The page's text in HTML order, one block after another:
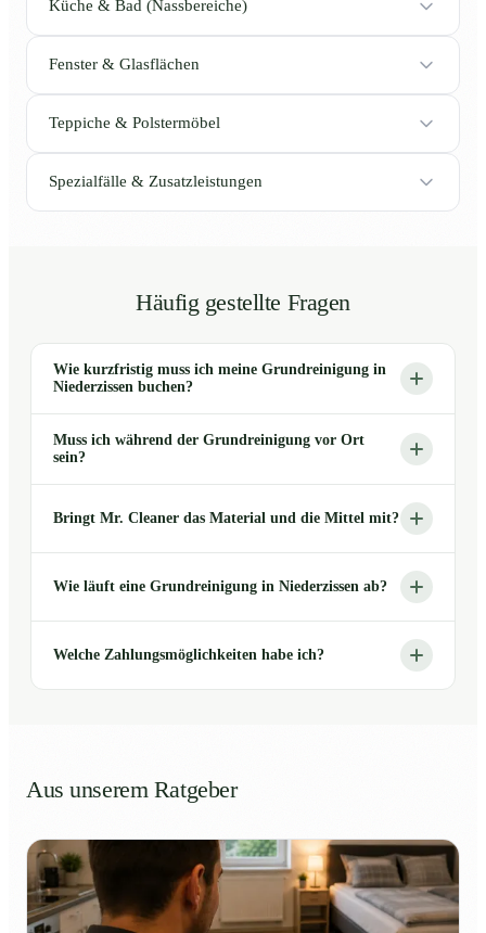
Küche & Bad (Nassbereiche)
Fenster & Glasflächen
Teppiche & Polstermöbel
Spezialfälle & Zusatzleistungen
Häufig gestellte Fragen
Wie kurzfristig muss ich meine Grundreinigung in
Niederzissen buchen?
Muss ich während der Grundreinigung vor Ort
sein?
Bringt Mr. Cleaner das Material und die Mittel mit?
Wie läuft eine Grundreinigung in Niederzissen ab?
Welche Zahlungsmöglichkeiten habe ich?
Aus unserem Ratgeber